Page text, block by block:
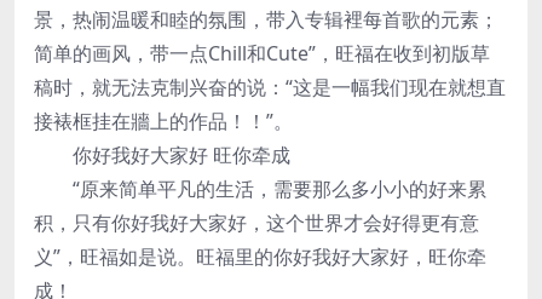
景，热闹温暖和睦的氛围，带入专辑裡每首歌的元素；
简单的画风，带一点Chill和Cute”，旺福在收到初版草
稿时，就无法克制兴奋的说：“这是一幅我们现在就想直
接裱框挂在牆上的作品！！”。
你好我好大家好 旺你牵成
“原来简单平凡的生活，需要那么多小小的好来累
积，只有你好我好大家好，这个世界才会好得更有意
义”，旺福如是说。旺福里的你好我好大家好，旺你牵
成！